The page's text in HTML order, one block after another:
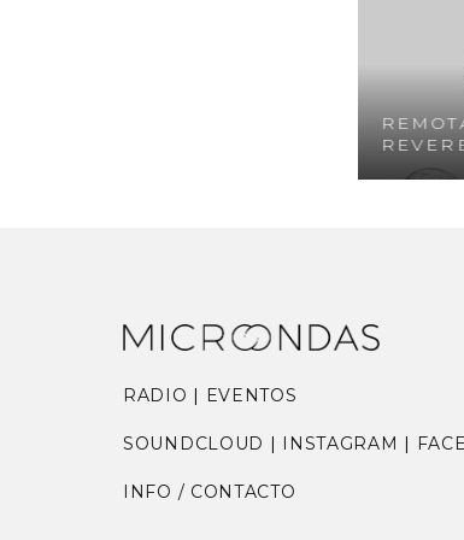
RADIO | EVENTOS
SOUNDCLOUD | INSTAGRAM |
INFO / CONTACTO